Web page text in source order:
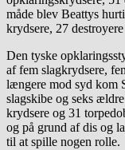
måde blev Beattys
krydsere, 27
Den tyske
af fem slagkrydsere,
længere mod syd kom
slagskibe og seks
krydsere og 31
og på grund af dis og
til at spille nogen rolle.